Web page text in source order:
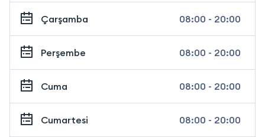
Çarşamba 08:00 - 20:00
Perşembe 08:00 - 20:00
Cuma 08:00 - 20:00
Cumartesi 08:00 - 20:00